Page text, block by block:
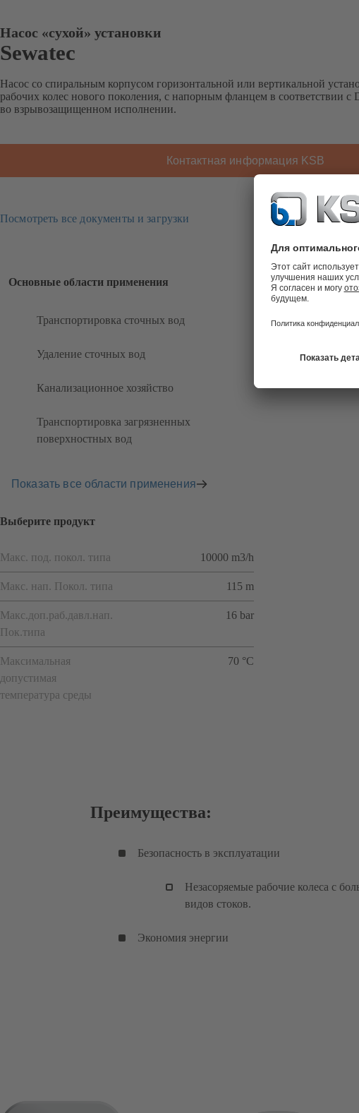
Насос «сухой» установки
Sewatec
Насос со спиральным корпусом горизонтальной или вертикальной
рабочих колес нового поколения, с напорным фланцем в соответствии с
во взрывозащищенном исполнении.
Контактная информация KSB
Посмотреть все документы и загрузки
Основные области применения
Транспортировка сточных вод
Удаление сточных вод
Канализационное хозяйство
Транспортировка загрязненных
поверхностных вод
Показать все области применения
Выберите продукт
Макс. под. покол. типа 10000 m3/h
Макс. нап. Покол. типа 115 m
Макс.доп.раб.давл.нап.
Пок.типа
16 bar
Максимальная
допустимая
температура среды
70 °C
Преимущества:
Безопасность в эксплуатации
Незасоряемые рабочие колеса с
видов стоков.
Экономия энергии